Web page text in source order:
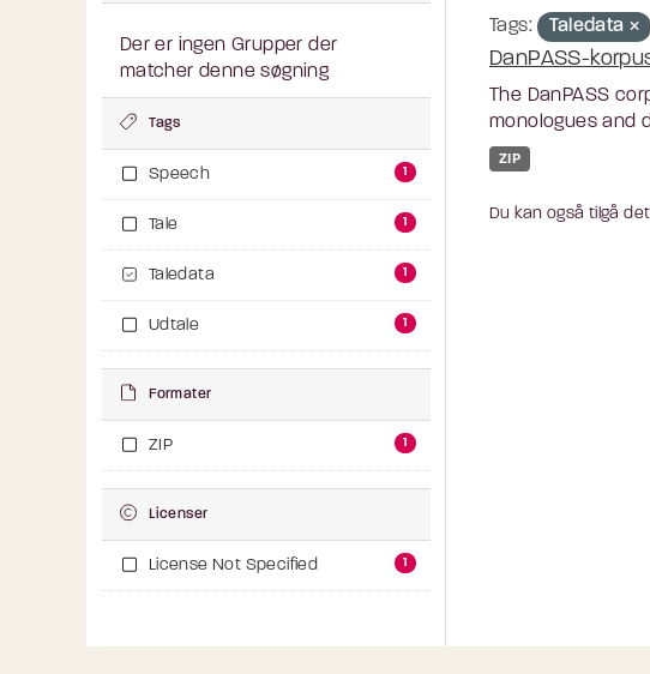
Der er ingen Grupper der
matcher denne søgning
Tags
Speech 1
Tale 1
Taledata 1
Udtale 1
Formater
ZIP 1
Licenser
License Not Specified 1
Tags: Taledata
DanPASS-
The DanPASS
monologues and
ZIP
Du kan også tilgå